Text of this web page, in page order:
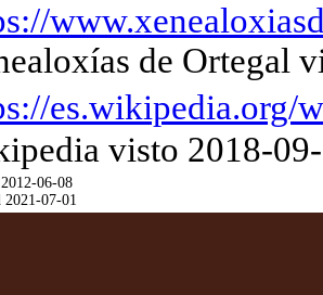
de Ortegal
es.wikipedia.org/
visto 2018-
06-08
2021-07-01